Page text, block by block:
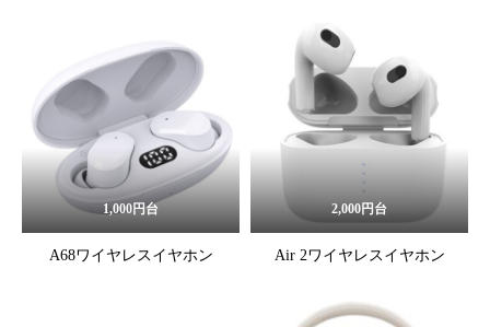
1,000円台
A68ワイヤレスイヤホン
2,000円台
Air 2ワイヤレスイヤホン